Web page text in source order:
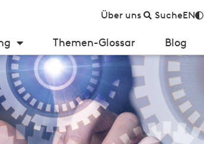
Über uns SucheEN
Themen-Glossar Blog